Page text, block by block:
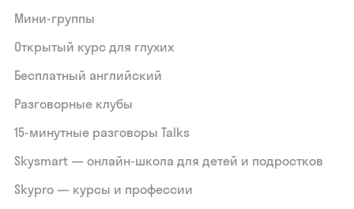
Мини-группы
Открытый курс для глухих
Бесплатный английский
Разговорные клубы
15‑минутные разговоры Talks
Skysmart — онлайн-школа для детей и подростков
Skypro — курсы и профессии